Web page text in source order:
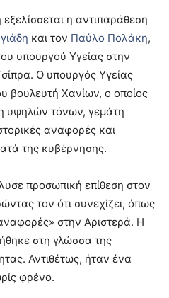
η αντιπαράθεση
και τον Παύλο Πολάκη,
υπουργού Υγείας στην
Ο υπουργός Υγείας
βουλευτή Χανίων, ο οποίος
υψηλών τόνων, γεμάτη
αναφορές και
της κυβέρνησης.
προσωπική επίθεση στον
τον ότι συνεχίζει, όπως
στην Αριστερά. Η
στη γλώσσα της
Αντιθέτως, ήταν ένα
φρένο.